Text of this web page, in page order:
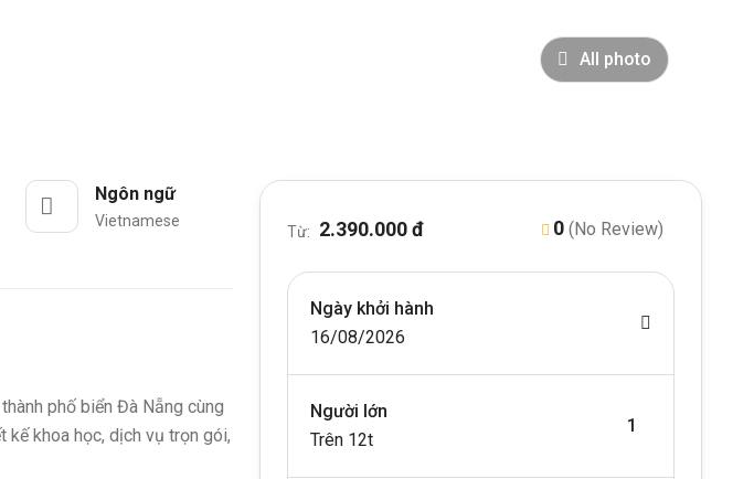
All photo
Ngôn ngữ
Vietnamese
phố biển Đà Nẵng cùng
kế khoa học, dịch vụ trọn gói,
Từ: 2.390.000 đ 0 (No Review)
Ngày khởi hành
16/08/2026
Người lớn
Trên 12t